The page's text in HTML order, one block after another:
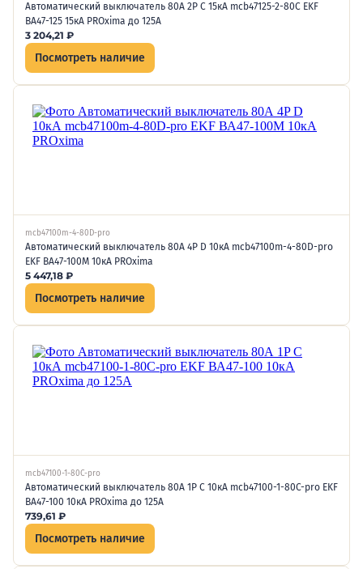
Автоматический выключатель 80А 2P C 15кА mcb47125-2-80C EKF
ВА47-125 15кА PROxima до 125А
3 204,21 ₽
Посмотреть наличие
mcb47100m-4-80D-pro
Автоматический выключатель 80А 4P D 10кА mcb47100m-4-80D-pro
EKF ВА47-100М 10кА PROxima
5 447,18 ₽
Посмотреть наличие
mcb47100-1-80C-pro
Автоматический выключатель 80А 1P C 10кА mcb47100-1-80C-pro EKF
ВА47-100 10кА PROxima до 125А
739,61 ₽
Посмотреть наличие